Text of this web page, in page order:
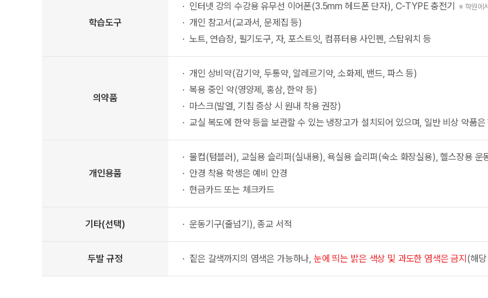
학습도구
인터넷 강의 수강용 유무선 이어폰(3.5mm 헤드폰 단자), C-TYPE 충전기 ※ 학원에
개인 참고서(교과서, 문제집 등)
노트, 연습장, 필기도구, 자, 포스트잇, 컴퓨터용 사인펜, 스탑워치 등
의약품
개인 상비약(감기약, 두통약, 알레르기약, 소화제, 밴드, 파스 등)
복용 중인 약(영양제, 홍삼, 한약 등)
마스크(발열, 기침 증상 시 원내 착용 권장)
교실 복도에 한약 등을 보관할 수 있는 냉장고가 설치되어 있으며, 일반 비상 약품은
개인용품
물컵(텀블러), 교실용 슬리퍼(실내용), 욕실용 슬리퍼(숙소 화장실용), 헬스장용 운
안경 착용 학생은 예비 안경
현금카드 또는 체크카드
기타(선택) 운동기구(줄넘기), 종교 서적
두발 규정 짙은 갈색까지의 염색은 가능하나, 눈에 띄는 밝은 색상 및 과도한 염색은 금지 (해